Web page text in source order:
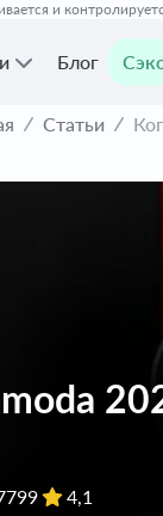
и
Блог
Статьи
4,1